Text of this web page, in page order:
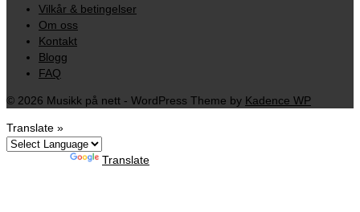
Vilkår & betingelser
Om oss
Kontakt
Blogg
FAQ
© 2026 Musikk på nett - WordPress Theme by Kadence WP
Translate »
Translate